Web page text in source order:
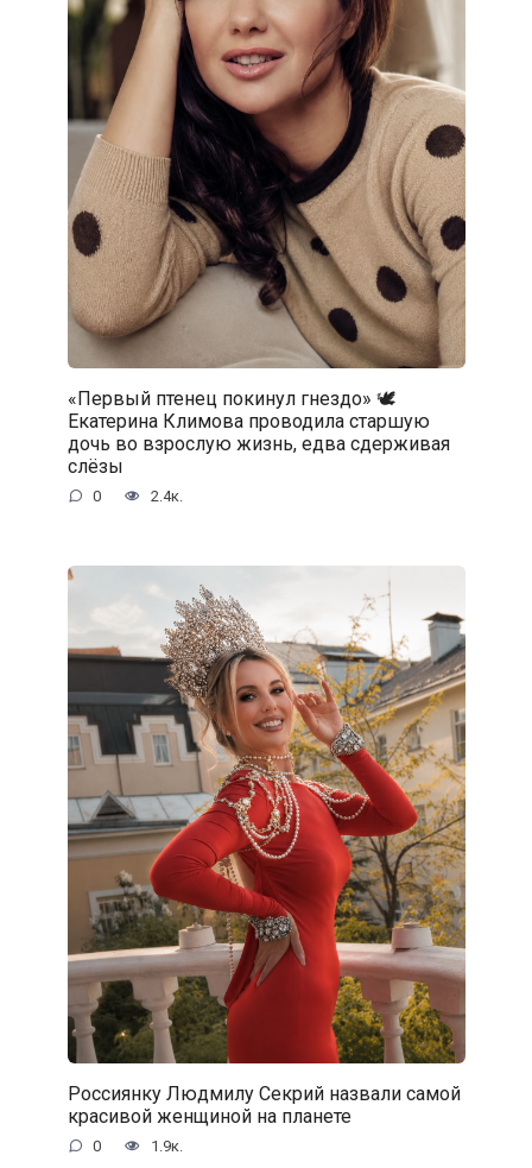
«Первый птенец покинул гнездо» 🕊️
Екатерина Климова проводила старшую
дочь во взрослую жизнь, едва сдерживая
слёзы
0 2.4к.
Россиянку Людмилу Секрий назвали самой
красивой женщиной на планете
0 1.9к.